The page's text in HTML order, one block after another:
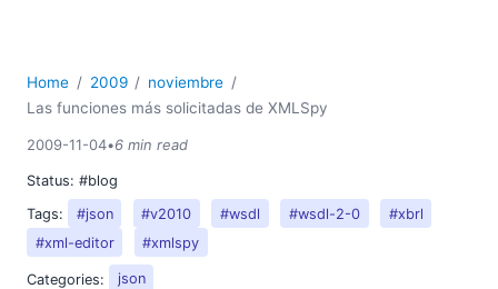
Home 2009
noviembre
Las funciones más solicitadas de XMLSpy
2009-11-04•6 min read
Status: #blog
Tags:
#json #v2010 #wsdl #wsdl-2-0
#xbrl
#xml-editor
#xmlspy
Categories: json